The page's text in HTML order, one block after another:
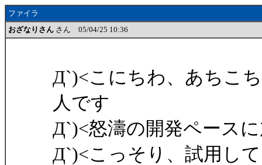
ファイラ
おざなりさん さん 05/04/25 10:36
Д`)<こにちわ、あちこ
人です
Д`)<怒濤の開発ペース
Д`)<こっそり、試用し